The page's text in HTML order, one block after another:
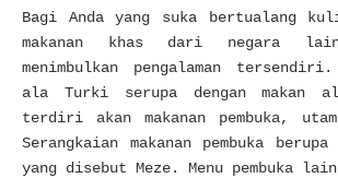
Bagi Anda yang suka bertualang
makanan khas dari negara
menimbulkan pengalaman tersendiri.
ala Turki serupa dengan makan
terdiri akan makanan pembuka,
Serangkaian makanan pembuka
yang disebut Meze. Menu pembuka